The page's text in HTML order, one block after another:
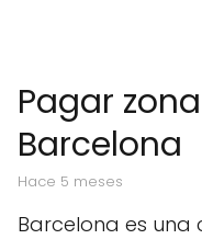
Pagar
Barcelona
hace 5 meses
Barcelona es